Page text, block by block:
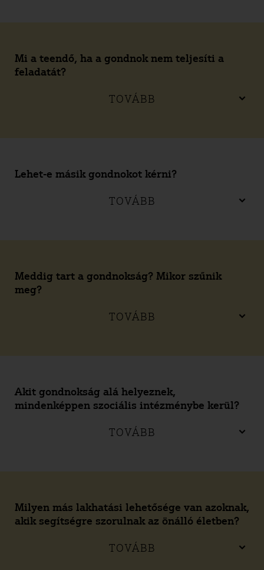
Mi a teendő, ha a gondnok nem teljesíti a
feladatát?
TOVÁBB
Lehet-e másik gondnokot kérni?
TOVÁBB
Meddig tart a gondnokság? Mikor szűnik
meg?
TOVÁBB
Akit gondnokság alá helyeznek,
mindenképpen szociális intézménybe kerül?
TOVÁBB
Milyen más lakhatási lehetősége van azoknak,
akik segítségre szorulnak az önálló életben?
TOVÁBB